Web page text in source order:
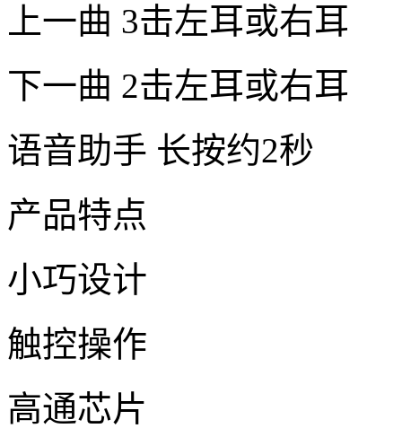
上一曲 3击左耳或右耳
下一曲 2击左耳或右耳
语音助手 长按约2秒
产品特点
小巧设计
触控操作
高通芯片